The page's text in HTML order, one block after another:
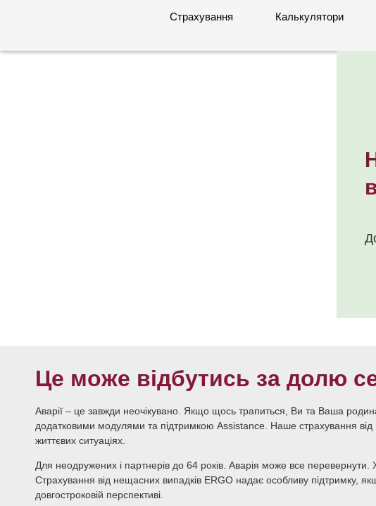
Страхування Калькулятори
Це може відбутись за долю
Аварії – це завжди неочікувано. Якщо щось трапиться, Ви та Ваша
додатковими модулями та підтримкою Assistance. Наше страхування
життєвих ситуаціях.
Для неодружених і партнерів до 64 років. Аварія може все
Страхування від нещасних випадків ERGO надає особливу підтримку,
довгостроковій перспективі.